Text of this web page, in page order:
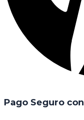
Pago Seguro con